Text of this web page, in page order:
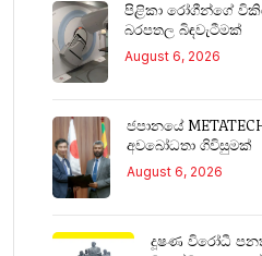
පිළිකා රෝගීන්ගේ
බරපතල බිඳවැටීමක්
August 6, 2026
ජපානයේ
අවබෝධතා ගිවිසුමක්
August 6, 2026
දූෂණ විරෝධී